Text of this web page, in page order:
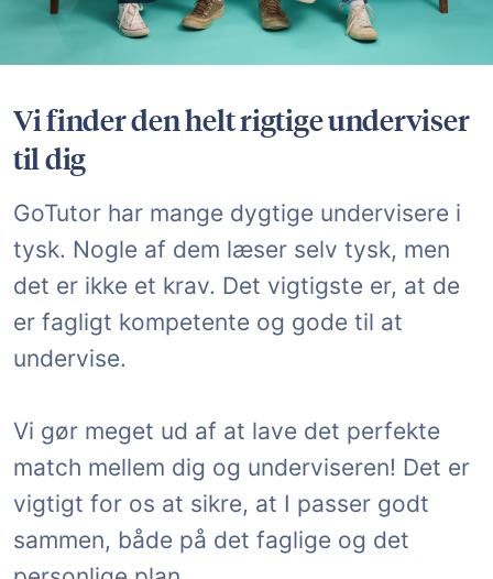
Vi finder den helt rigtige underviser
til dig
GoTutor har mange dygtige undervisere i
tysk. Nogle af dem læser selv tysk, men
det er ikke et krav. Det vigtigste er, at de
er fagligt kompetente og gode til at
undervise.
Vi gør meget ud af at lave det perfekte
match mellem dig og underviseren! Det er
vigtigt for os at sikre, at I passer godt
sammen, både på det faglige og det